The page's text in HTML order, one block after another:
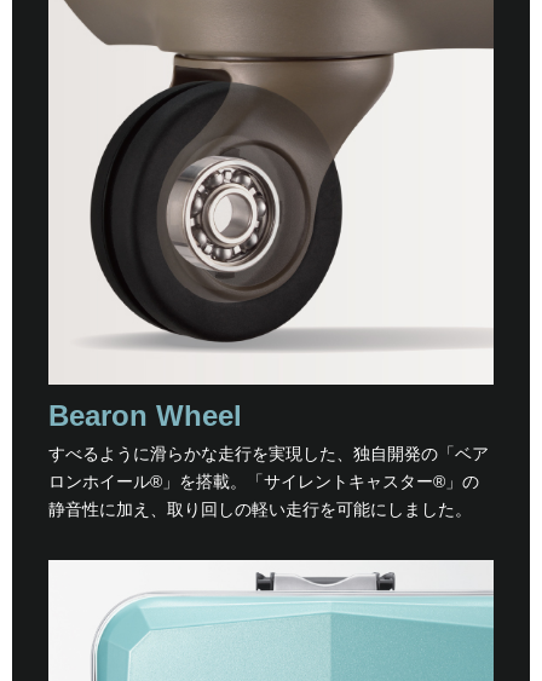
Bearon Wheel
すべるように滑らかな走行を実現した、独自開発の「ベア
ロンホイール®」を搭載。「サイレントキャスター®」の
静音性に加え、取り回しの軽い走行を可能にしました。